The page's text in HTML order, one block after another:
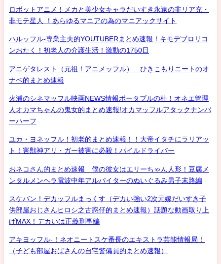
ロボットアニメ！メカと美少女キャラだいすき永遠の非リア充・
非モテ星人 ！あらゆるマニアの為のマニアックサイト
ハルッフル-専業主夫的YOUTUBERまとめ速報！キモデブロリコ
ンおたく！初老人の介護生活！激動の1750日
アニゲタレスト（元祖！アニメッフル） ひきこもりニートのオ
ナベ的まとめ速報
火浦のシネマッフル映画NEWS情報ポータブルの杜！オネエ管理
人オカマちゃんの鬼女的まとめ速報!オカマッフルアタックナンバ
ーハーフ
ユカ・ヨネッフル！初老的まとめ速報！！大帝イタチにラリアッ
ト！害獣神アリ・ガー被害に必殺！パイルドライバー
おネコさん的まとめ速報 僕の彼女はエリーちゃん人形！豆腐メ
ンタルメンヘラ電波中年アルバイターのぬいぐるみ男子末路編
スケバン！デカッフルまっくす（デカい強い2次元嫁だいすき子
供部屋おじさんヒロシ之古惑仔的まとめ速報）話題な動画取り上
げMAX！デカいは正義刑事編
アキヨッフル-！ネオニートスケ番長のエキストラ芸能情報局！
（子ども部屋おばさんの自宅警備員的まとめ速報）